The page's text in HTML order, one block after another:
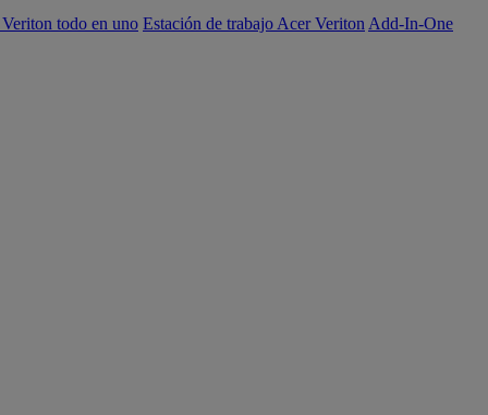
todo en uno Estación de trabajo Acer Veriton Add-In-One